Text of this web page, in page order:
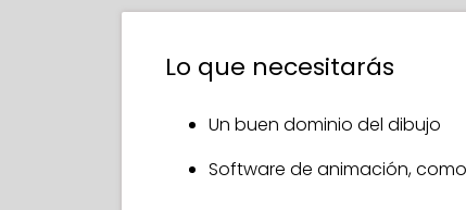
Lo que necesitarás
Un buen dominio del dibujo
Software de animación,